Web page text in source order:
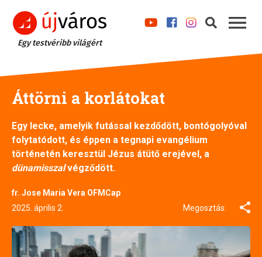
Egy testvéribb világért
Áttörni a korlátokat
Egy lecke, amelyik futással kezdődött, bontógolyóval
folytatódott, és éppen a tegnapi evangélium
történetén keresztül Jézus átütő erejével, a
dünamisszalvégződött.
fr. Jose Maria Vera OFMCap
2025. április 2.
Megosztás: